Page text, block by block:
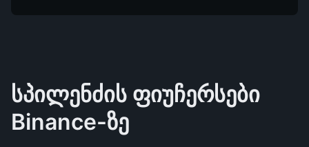
სპილენძის ფიუჩერსები
Binance-ზე